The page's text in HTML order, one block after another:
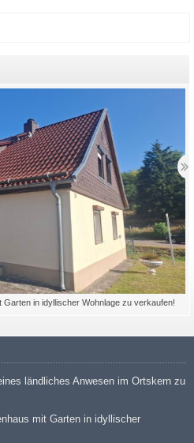
in idyllischer Wohnlage zu verkaufen!
ländliches Anwesen im Ortskern zu
mit Garten in idyllischer